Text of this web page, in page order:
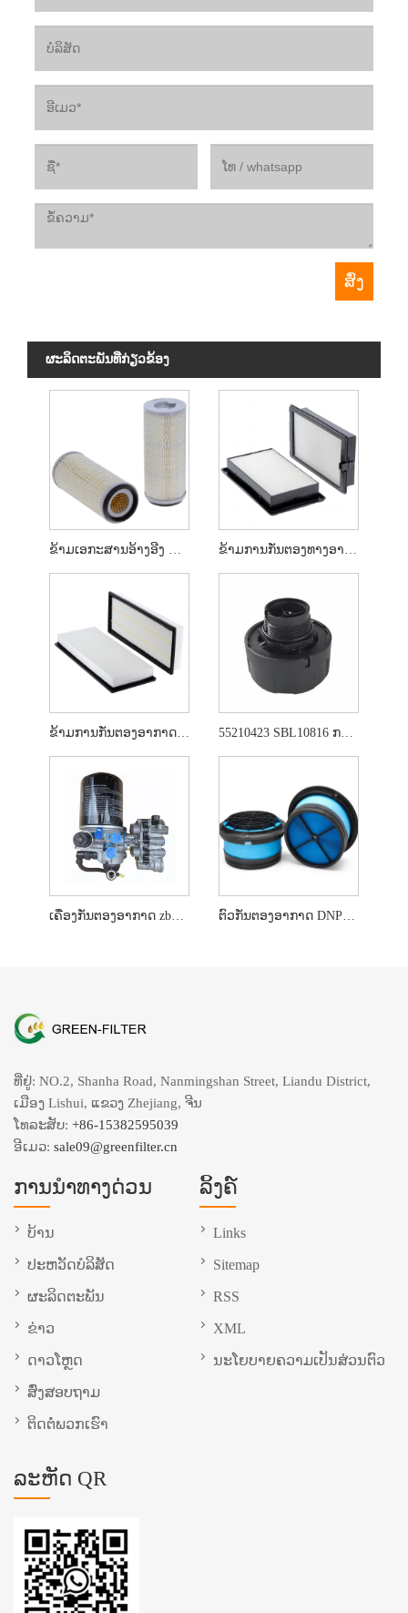
ຜະ​ລິດ​ຕະ​ພັນ​ທີ່​ກ່ຽວ​ຂ້ອງ
ຂ້າມການກັ່ນຕອງອາກາດທາງອາກາດ Y00022307
ເຄື່ອງກັ່ນຕອງອາກາດ zb4734 k043830 5801414923
ທີ່ຢູ່: NO.2, Shanha Road, Nanmingshan Street, Liandu District,
ເມືອງ Lishui, ແຂວງ Zhejiang, ຈີນ
ໂທລະສັບ: +86-15382595039
ອີເມວ: sale09@greenfilter.cn
ການນໍາທາງດ່ວນ
ບ້ານ
ປະ​ຫວັດ​ບໍ​ລິ​ສັດ
ຜະລິດຕະພັນ
ຂ່າວ
ດາວໂຫຼດ
ສົ່ງສອບຖາມ
ຕິດ​ຕໍ່​ພວກ​ເຮົາ
ລິ້ງຄ໌
Links
Sitemap
RSS
XML
ນະໂຍບາຍຄວາມເປັນສ່ວນຕົວ
ລະຫັດ QR